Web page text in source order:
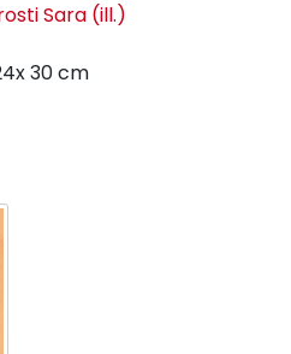
Sara (ill.)
30 cm